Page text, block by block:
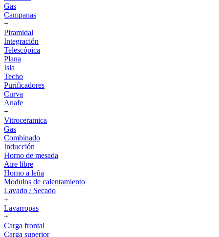
Gas
Campanas
+
Piramidal
Integración
Telescópica
Plana
Isla
Techo
Purificadores
Curva
Anafe
+
Vitroceramica
Gas
Combinado
Inducción
Horno de mesada
Aire libre
Horno a leña
Modulos de calentamiento
Lavado / Secado
+
Lavarropas
+
Carga frontal
Carga superior